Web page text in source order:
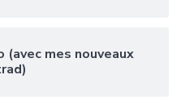
mes nouveaux